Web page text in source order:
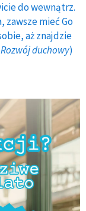
do wewnątrz.
zawsze mieć Go
aż znajdzie
Rozwój duchowy)